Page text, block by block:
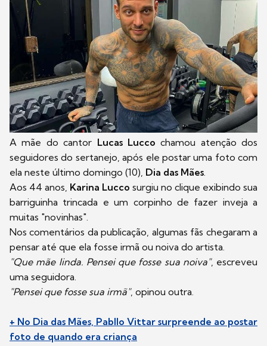
A mãe do cantor Lucas Lucco chamou atenção dos
seguidores do sertanejo, após ele postar uma foto com
ela neste último domingo (10), Dia das Mães
Aos 44 anos, Karina Lucco surgiu no clique exibindo sua
barriguinha trincada e um corpinho de fazer inveja a
muitas "novinhas".
Nos comentários da publicação, algumas fãs chegaram a
pensar até que ela fosse irmã ou noiva do artista.
"Que mãe linda. Pensei que fosse sua noiva", escreveu
uma seguidora.
"Pensei que fosse sua irmã", opinou outra.
+ No Dia das Mães, Pabllo Vittar surpreende ao postar
foto de quando era criança